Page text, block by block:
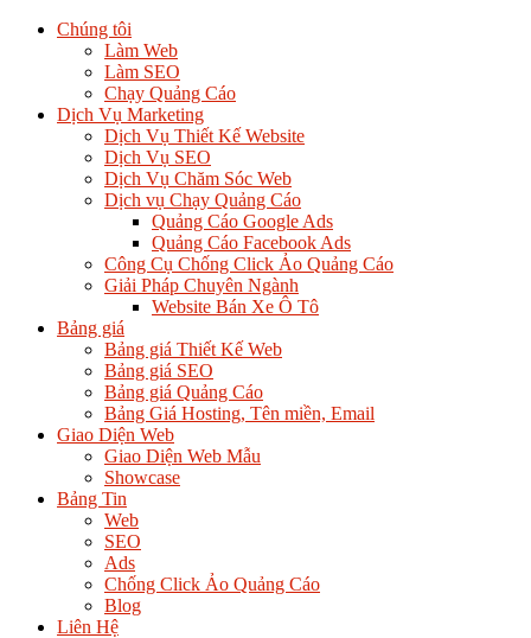
Chúng tôi
Làm Web
Làm SEO
Chạy Quảng Cáo
Dịch Vụ Marketing
Dịch Vụ Thiết Kế Website
Dịch Vụ SEO
Dịch Vụ Chăm Sóc Web
Dịch vụ Chạy Quảng Cáo
Quảng Cáo Google Ads
Quảng Cáo Facebook Ads
Công Cụ Chống Click Ảo Quảng Cáo
Giải Pháp Chuyên Ngành
Website Bán Xe Ô Tô
Bảng giá
Bảng giá Thiết Kế Web
Bảng giá SEO
Bảng giá Quảng Cáo
Bảng Giá Hosting, Tên miền, Email
Giao Diện Web
Giao Diện Web Mẫu
Showcase
Bảng Tin
Web
SEO
Ads
Chống Click Ảo Quảng Cáo
Blog
Liên Hệ